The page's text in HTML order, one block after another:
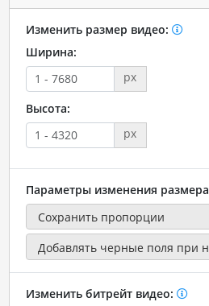
Изменить размер видео:
Ширина:
px
Высота:
px
Параметры изменения размера
Изменить битрейт видео: